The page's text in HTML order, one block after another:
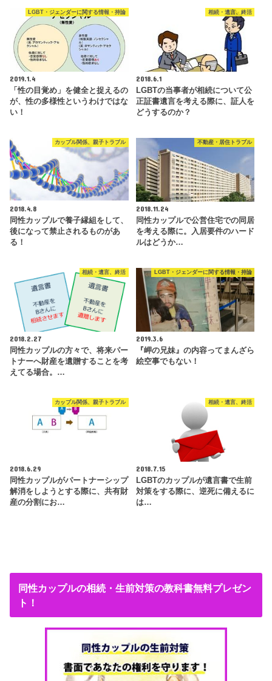
LGBT・ジェンダーに関する情報・持論
2019.1.4
「性の目覚め」を健全と捉えるの
が、性の多様性というわけではな
い！
相続・遺言、終活
2018.6.1
LGBTの当事者が相続について公
正証書遺言を考える際に、証人を
どうするのか？
カップル関係、親子トラブル
2018.4.8
同性カップルで養子縁組をして、
後になって禁止されるものがあ
る！
不動産・居住トラブル
2018.11.24
同性カップルで公営住宅での同居
を考える際に。入居要件のハード
ルはどうか…
相続・遺言、終活
2018.2.27
同性カップルの方々で、将来パー
トナーへ財産を遺贈することを考
えてる場合。…
LGBT・ジェンダーに関する情報・持論
2019.3.6
『岬の兄妹』の内容ってまんざら
絵空事でもない！
カップル関係、親子トラブル
2018.6.29
同性カップルがパートナーシップ
解消をしようとする際に、共有財
産の分割にお…
相続・遺言、終活
2018.7.15
LGBTのカップルが遺言書で生前
対策をする際に、逆死に備えるに
は…
同性カップルの相続・生前対策の教科書無料プレゼン
ト！